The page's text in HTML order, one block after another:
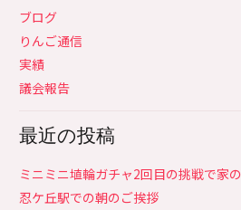
ブログ
りんご通信
実績
議会報告
最近の投稿
ミニミニ埴輪ガチャ2回目の挑戦で家
忍ケ丘駅での朝のご挨拶